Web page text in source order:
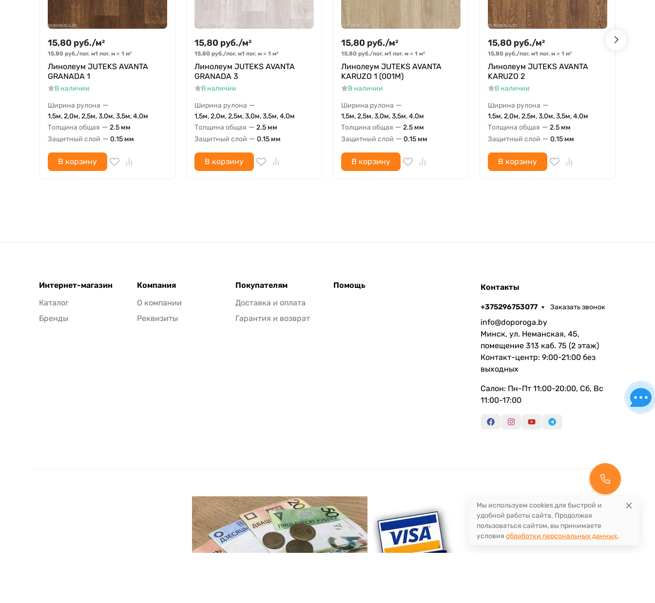
15,80 руб./м²
15,80 руб./пог. м1 пог. м = 1 м²
Линолеум JUTEKS AVANTA
GRANADA 1
В наличии
Ширина рулона —
1,5м, 2,0м, 2,5м, 3,0м, 3,5м, 4,0м
Толщина общая — 2.5 мм
Защитный слой — 0.15 мм
В корзину
15,80 руб./м²
15,80 руб./пог. м1 пог. м = 1 м²
Линолеум JUTEKS AVANTA
GRANADA 3
В наличии
Ширина рулона —
1,5м, 2,0м, 2,5м, 3,0м, 3,5м, 4,0м
Толщина общая — 2.5 мм
Защитный слой — 0.15 мм
В корзину
15,80 руб./м²
15,80 руб./пог. м1 пог. м = 1 м²
Линолеум JUTEKS AVANTA
KARUZO 1 (001M)
В наличии
Ширина рулона —
1,5м, 2,5м, 3,0м, 3,5м, 4,0м
Толщина общая — 2.5 мм
Защитный слой — 0.15 мм
В корзину
15,80 руб./м²
15,80 руб./пог. м1 пог. м = 1 м²
Линолеум JUTEKS AVANTA
KARUZO 2
В наличии
Ширина рулона —
1,5м, 2,0м, 2,5м, 3,0м, 3,5м, 4,0м
Толщина общая — 2.5 мм
Защитный слой — 0.15 мм
В корзину
Интернет-магазин
Каталог
Бренды
Компания
О компании
Реквизиты
Покупателям
Доставка и оплата
Гарантия и возврат
Помощь Контакты
+375296753077 Заказать звонок
info@doporoga.by
Минск, ул. Неманская, 45,
помещение 313 каб. 75 (2 этаж)
Контакт-центр: 9:00-21:00 без
выходных
Салон: Пн-Пт 11:00-20:00, Сб, Вс
11:00-17:00
Мы используем cookies для быстрой и
удобной работы сайта. Продолжая
пользоваться сайтом, вы принимаете
условия обработки персональных данных.